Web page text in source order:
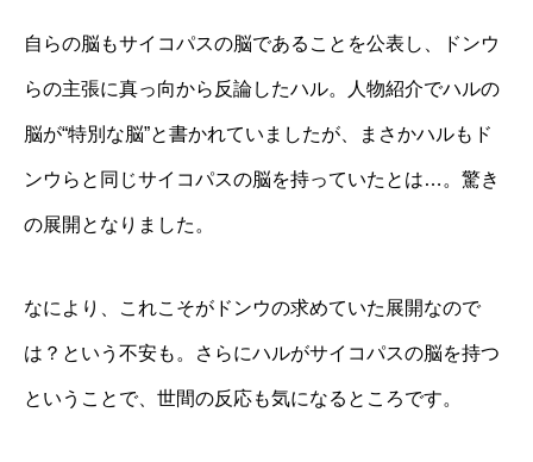
自らの脳もサイコパスの脳であることを公表し、ドンウ
らの主張に真っ向から反論したハル。人物紹介でハルの
脳が“特別な脳”と書かれていましたが、まさかハルもド
ンウらと同じサイコパスの脳を持っていたとは…。驚き
の展開となりました。
なにより、これこそがドンウの求めていた展開なので
は？という不安も。さらにハルがサイコパスの脳を持つ
ということで、世間の反応も気になるところです。